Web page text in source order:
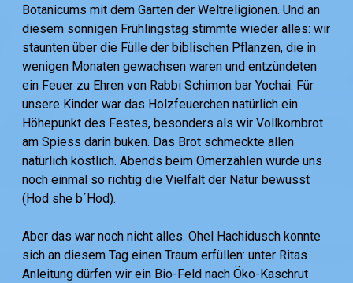
Botanicums mit dem Garten der Weltreligionen. Und an
diesem sonnigen Frühlingstag stimmte wieder alles: wir
staunten über die Fülle der biblischen Pflanzen, die in
wenigen Monaten gewachsen waren und entzündeten
ein Feuer zu Ehren von Rabbi Schimon bar Yochai. Für
unsere Kinder war das Holzfeuerchen natürlich ein
Höhepunkt des Festes, besonders als wir Vollkornbrot
am Spiess darin buken. Das Brot schmeckte allen
natürlich köstlich. Abends beim Omerzählen wurde uns
noch einmal so richtig die Vielfalt der Natur bewusst
(Hod she b´Hod).
Aber das war noch nicht alles. Ohel Hachidusch konnte
sich an diesem Tag einen Traum erfüllen: unter Ritas
Anleitung dürfen wir ein Bio-Feld nach Öko-Kaschrut